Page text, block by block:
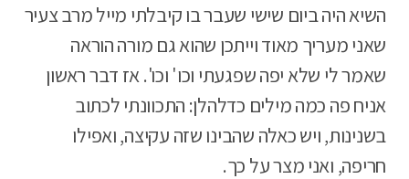
השיא היה ביום שישי שעבר בו קיבלתי מייל מרב צעיר
שאני מעריך מאוד וייתכן שהוא גם מורה הוראה
שאמר לי שלא יפה שפגעתי וכו' וכו'. אז דבר ראשון
אניח פה כמה מילים כדלהלן: התכוונתי לכתוב
בשנינות, ויש כאלה שהבינו שזה עקיצה, ואפילו
חריפה, ואני מצר על כך.